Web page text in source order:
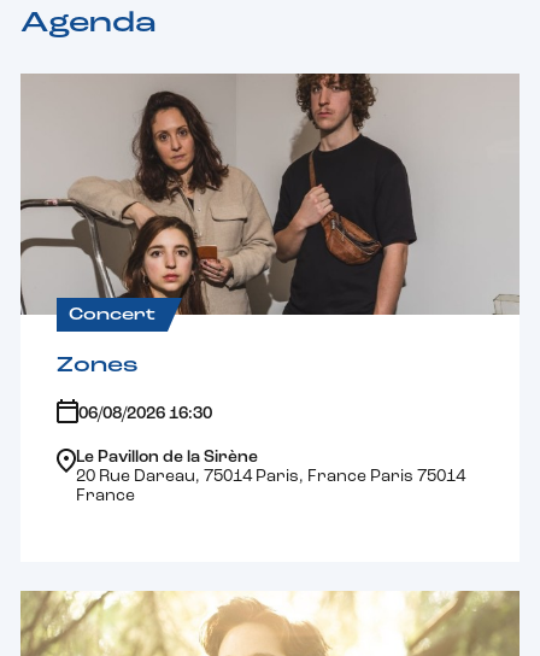
Agenda
Concert
Zones
06/08/2026 16:30
Le Pavillon de la Sirène
20 Rue Dareau, 75014 Paris, France Paris 75014
France